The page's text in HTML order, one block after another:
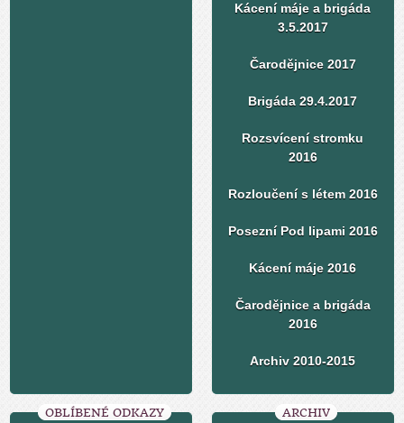
Kácení máje a brigáda
3.5.2017
Čarodějnice 2017
Brigáda 29.4.2017
Rozsvícení stromku
2016
Rozloučení s létem 2016
Posezní Pod lipami 2016
Kácení máje 2016
Čarodějnice a brigáda
2016
Archiv 2010-2015
OBLÍBENÉ ODKAZY ARCHIV